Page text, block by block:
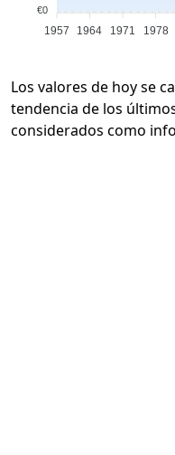
€0
1957 1964 1971 1978
Los valores de hoy se
tendencia de los
considerados como